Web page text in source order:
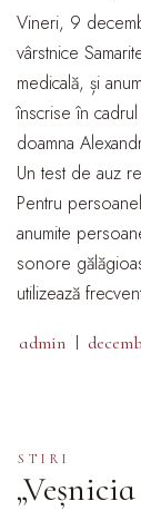
Vineri, 9
vârstnice
medicală, și
înscrise în
doamna
Un test de auz
Pentru
anumite
sonore
utilizează
admin
STIRI